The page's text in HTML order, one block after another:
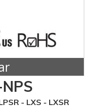
- LXS - LXSR